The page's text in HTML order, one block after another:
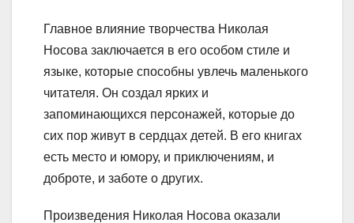
Главное влияние творчества Николая
Носова заключается в его особом стиле и
языке, которые способны увлечь маленького
читателя. Он создал ярких и
запоминающихся персонажей, которые до
сих пор живут в сердцах детей. В его книгах
есть место и юмору, и приключениям, и
доброте, и заботе о других.
Произведения Николая Носова оказали